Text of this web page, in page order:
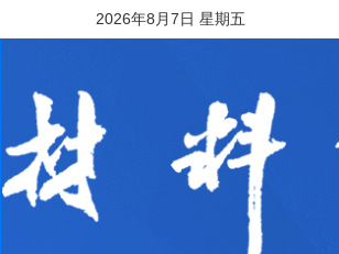
2026年8月7日 星期五